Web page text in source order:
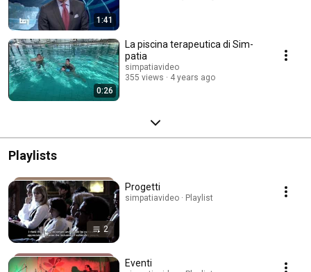
1:41
0:26
La piscina terapeutica di Sim-
patia
simpatiavideo
355 views
4 years ago
Playlists
2
Progetti
simpatiavideo · Playlist
Eventi